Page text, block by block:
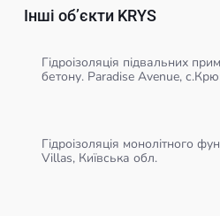
Інші обʼєкти KRYS
Гідроізоляція підвальних
бетону. Paradise Avenue,
Гідроізоляція монолітного
Villas, Київська обл.